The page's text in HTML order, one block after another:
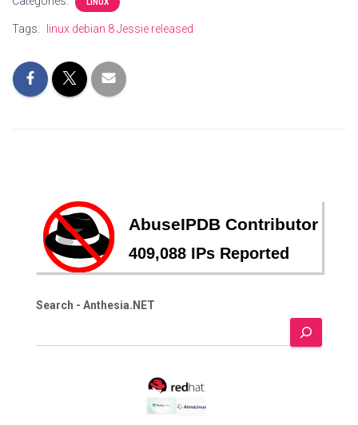
LINUX
Tags: linux debian 8 Jessie released
Search - Anthesia.NET